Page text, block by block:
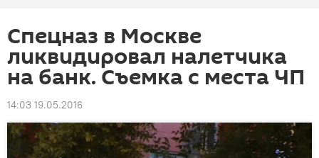
Спецназ в Москве
ликвидировал налетчика
на банк. Съемка с места ЧП
14:03 19.05.2016